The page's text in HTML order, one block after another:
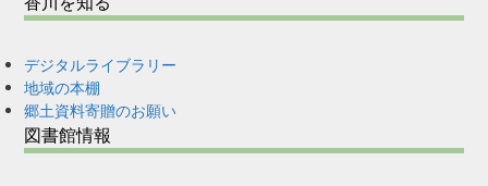
デジタルライブラリー
地域の本棚
郷土資料寄贈のお願い
図書館情報